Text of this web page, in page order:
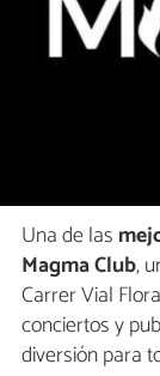
Una de las
Magma Club,
Carrer Vial
conciertos y
diversión para